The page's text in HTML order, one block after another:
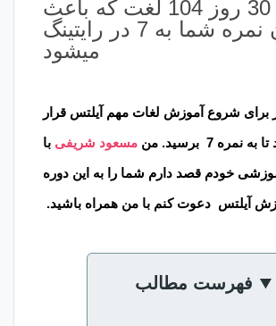
در 30 روز 104 لغت که باعث
رسیدن نمره شما به 7 در رایتینگ
میشود
30 روز برای شروع آموزش لغات مهم آیلتس قرار
7 برسید. من
مسعود شریفی با
خودم قصد دارم شما را به این دوره
آیلتس دعوت کنم با من همراه باشید.
فهرست مطالب